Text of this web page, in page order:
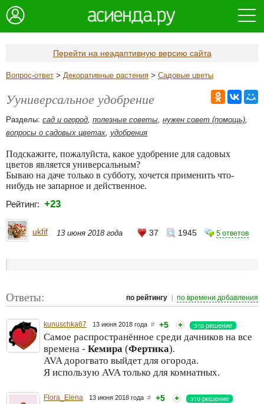
Перейти на неадаптивную версию сайта
Вопрос-ответ > Декоративные растения > Садовые цветы
Ууниверсальное удобрение
Разделы: сад и огород, полезные советы, нужен совет (помощь),
вопросы о садовых цветах, удобрения
Подскажите, пожалуйста, какое удобрение для садовых
цветов является универсальным?
Бываю на даче только в субботу, хочется применить что-
нибудь не запарное и действенное.
Рейтинг: +23
ukfif 13 июня 2018 года 37 1945 5 ответов
Ответы: по рейтингу | по времени добавления
kunuschka67 13 июня 2018 года # +5 это решение
Самое распространённое среди дачников на все
времена - Кемира (Фертика).
AVA дорогвато выйдет для огорода.
Я использую AVA только для комнатных.
Flora_Elena 13 июня 2018 года # +5 это решение